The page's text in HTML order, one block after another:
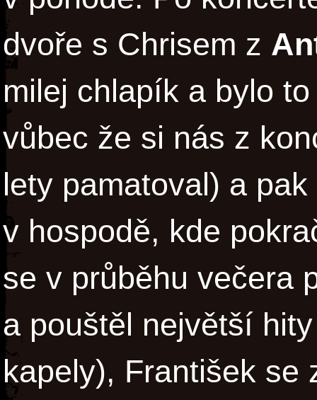
dvoře s Chrisem z
milej chlapík a bylo
vůbec že si nás z
lety pamatoval) a
v hospodě, kde
se v průběhu večera
a pouštěl největší
kapely), František se